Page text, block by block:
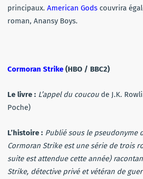
principaux. American Gods couvrira
roman, Anansy Boys.
Cormoran Strike (HBO / BBC2)
Le livre : L’appel du coucoude J.K.
Poche)
L’histoire : Publié sous le pseudonyme
Cormoran Strike est une série de trois
suite est attendue cette année)
Strike, détective privé et vétéran de